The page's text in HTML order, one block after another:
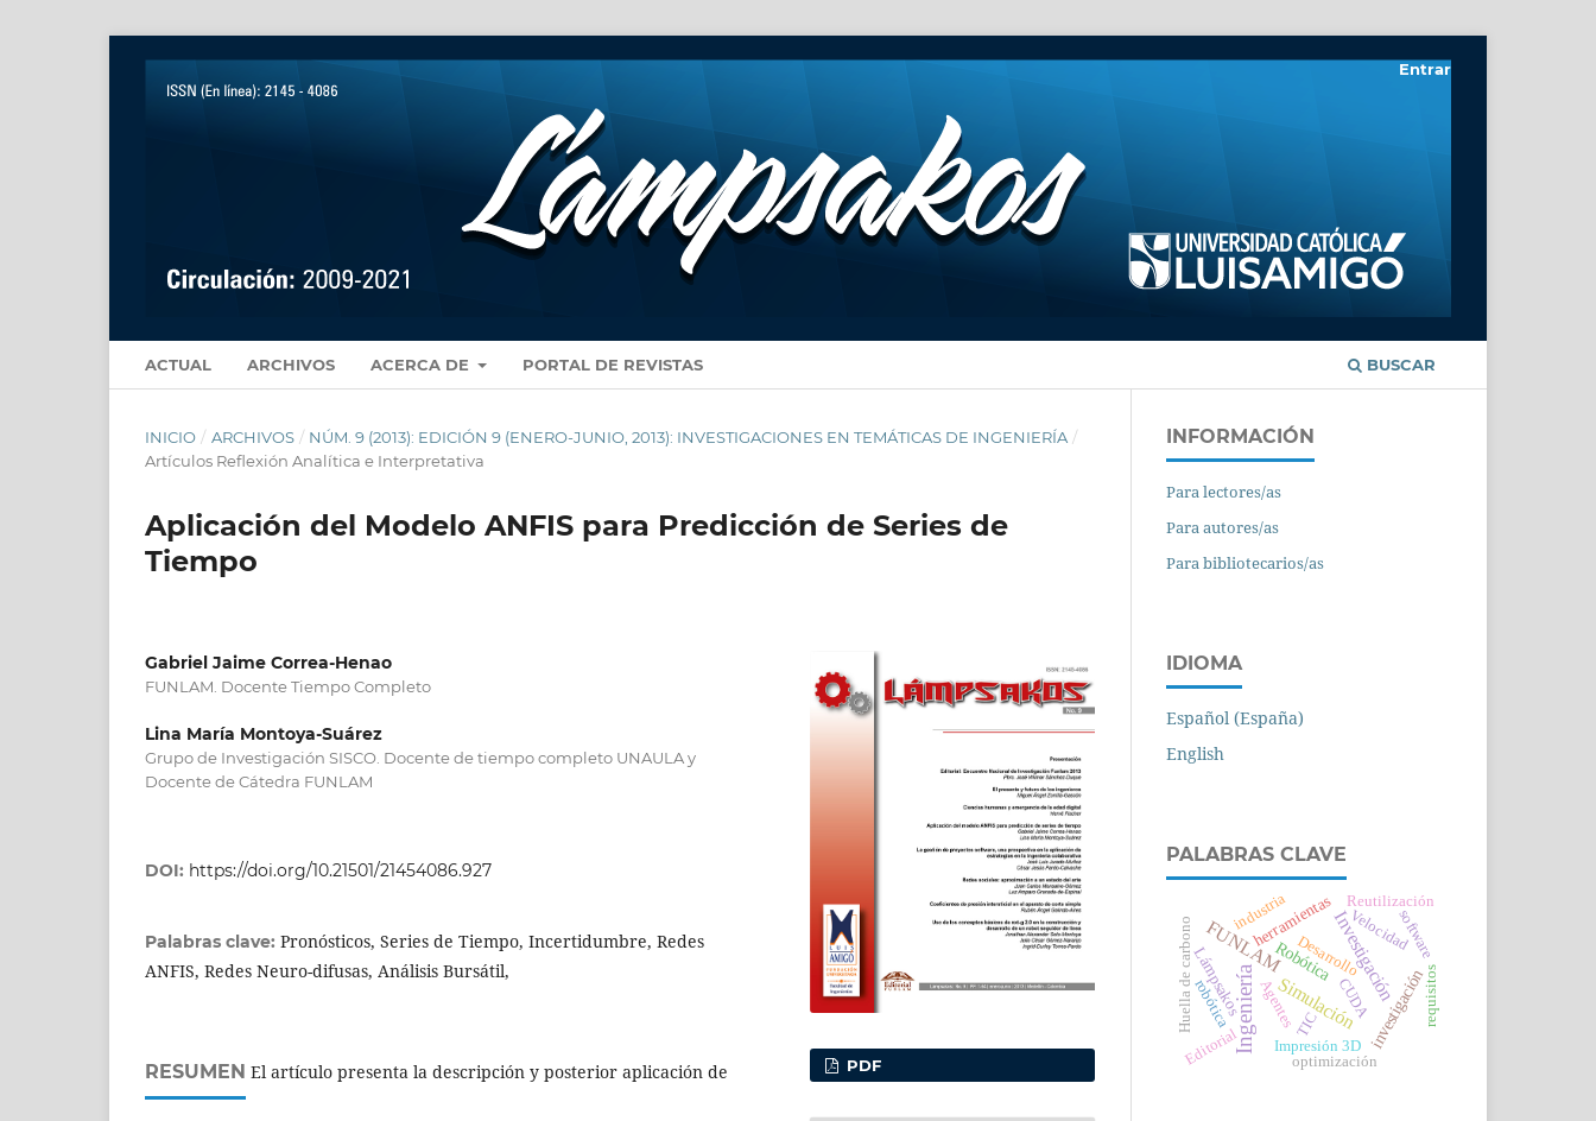
ACTUAL ARCHIVOS ACERCA DE PORTAL DE REVISTAS BUSCAR
Entrar
INICIO / ARCHIVOS / NÚM. 9 (2013): EDICIÓN 9 (ENERO-JUNIO, 2013): INVESTIGACIONES EN TEMÁTICAS DE INGENIERÍA /
Artículos Reflexión Analítica e Interpretativa
Aplicación del Modelo ANFIS para Predicción de Series de
Tiempo
Gabriel Jaime Correa-Henao
FUNLAM. Docente Tiempo Completo
Lina María Montoya-Suárez
Grupo de Investigación SISCO. Docente de tiempo completo UNAULA y
Docente de Cátedra FUNLAM
DOI: https://doi.org/10.21501/21454086.927
Palabras clave: Pronósticos, Series de Tiempo, Incertidumbre, Redes
ANFIS, Redes Neuro-difusas, Análisis Bursátil,
RESUMEN El artículo presenta la descripción y posterior aplicación de PDF
INFORMACIÓN
Para lectores/as
Para autores/as
Para bibliotecarios/as
IDIOMA
Español (España)
English
PALABRAS CLAVE
Ingeniería
Investigación
Simulación
FUNLAMRobótica
investigación
herramientas
Lámpsakos
Impresión 3D
Huella de carbono Agentes
Desarrollo
robótica
Velocidad
CUDA
industria
Editorial
Reutilización
TIC requisitos
optimización
software